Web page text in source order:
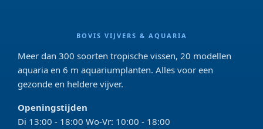
BOVIS VIJVERS & AQUARIA
Meer dan 300 soorten tropische vissen, 20 modellen
aquaria en 6 m aquariumplanten. Alles voor een
gezonde en heldere vijver.
Openingstijden
Di 13:00 - 18:00 Wo-Vr: 10:00 - 18:00